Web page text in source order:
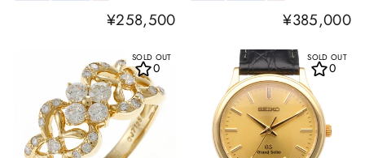
¥258,500 ¥385,000
SOLD OUT
0
SOLD OUT
0